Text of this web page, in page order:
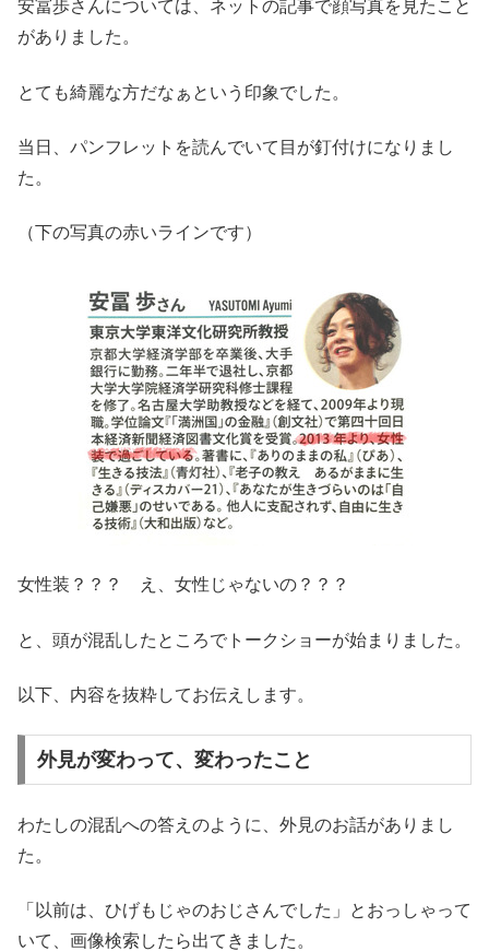
安冨歩さんについては、ネットの記事で顔写真を見たこと
がありました。
とても綺麗な方だなぁという印象でした。
当日、パンフレットを読んでいて目が釘付けになりまし
た。
（下の写真の赤いラインです）
女性装？？？ え、女性じゃないの？？？
と、頭が混乱したところでトークショーが始まりました。
以下、内容を抜粋してお伝えします。
外見が変わって、変わったこと
わたしの混乱への答えのように、外見のお話がありまし
た。
「以前は、ひげもじゃのおじさんでした」とおっしゃって
いて、画像検索したら出てきました。